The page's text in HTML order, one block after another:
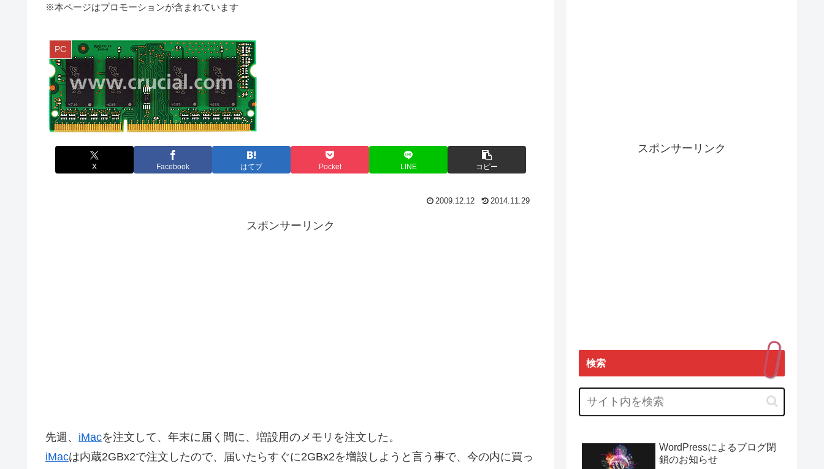
※本ページはプロモーションが含まれています
PC
X Facebook はてブ Pocket LINE コピー
2009.12.12 2014.11.29
スポンサーリンク
先週、 iMacを注文して、年末に届く間に、増設用のメモリを注文した。
iMacは内蔵2GBx2で注文したので、届いたらすぐに2GBx2を増設しようと言う事で、今の内に買っ
スポンサーリンク
検索
WordPressによるブログ閉
鎖のお知らせ